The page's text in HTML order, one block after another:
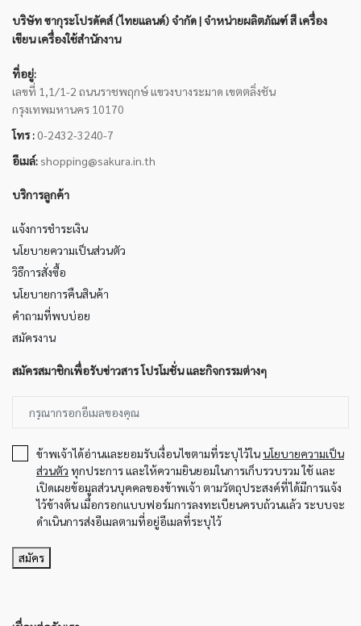
บริษัท ซากุระโปรดัคส์ (ไทยแลนด์) จำกัด | จำหน่ายผลิตภัณฑ์ สี เครื่อง
เขียน เครื่องใช้สำนักงาน
ที่อยู่:
เลขที่ 1,1/1-2 ถนนราชพฤกษ์ แขวงบางระมาด เขตตลิ่งชัน
กรุงเทพมหานคร 10170
โทร : 0-2432-3240-7
อีเมล์: shopping@sakura.in.th
บริการลูกค้า
แจ้งการชำระเงิน
นโยบายความเป็นส่วนตัว
วิธีการสั่งซื้อ
นโยบายการคืนสินค้า
คำถามที่พบบ่อย
สมัครงาน
สมัครสมาชิกเพื่อรับข่าวสาร โปรโมชั่น และกิจกรรมต่างๆ
ข้าพเจ้าได้อ่านและยอมรับเงื่อนไขตามที่ระบุไว้ในนโยบายความเป็น
ส่วนตัว ทุกประการ และให้ความยินยอมในการเก็บรวบรวม ใช้ และ
เปิดเผยข้อมูลส่วนบุคคลของข้าพเจ้า ตามวัตถุประสงค์ที่ได้มีการแจ้ง
ไว้ข้างต้น เมื่อกรอกแบบฟอร์มการลงทะเบียนครบถ้วนแล้ว ระบบจะ
ดำเนินการส่งอีเมลตามที่อยู่อีเมลที่ระบุไว้
สมัคร